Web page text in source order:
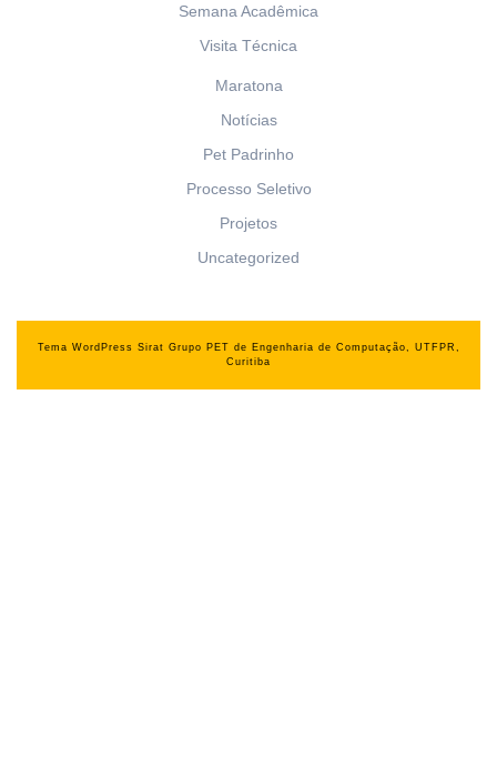
Semana Acadêmica
Visita Técnica
Maratona
Notícias
Pet Padrinho
Processo Seletivo
Projetos
Uncategorized
Tema WordPress Sirat Grupo PET de Engenharia de Computação, UTFPR,
Curitiba